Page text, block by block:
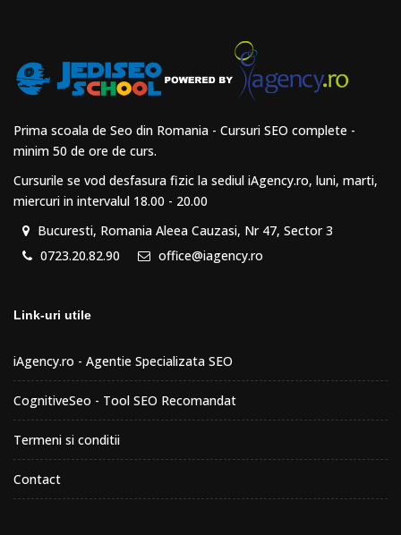
Prima scoala de Seo din Romania - Cursuri SEO complete -
minim 50 de ore de curs.
Cursurile se vod desfasura fizic la sediul iAgency.ro, luni, marti,
miercuri in intervalul 18.00 - 20.00
Bucuresti, Romania Aleea Cauzasi, Nr 47, Sector 3
0723.20.82.90
office@iagency.ro
Link-uri utile
iAgency.ro - Agentie Specializata SEO
CognitiveSeo - Tool SEO Recomandat
Termeni si conditii
Contact